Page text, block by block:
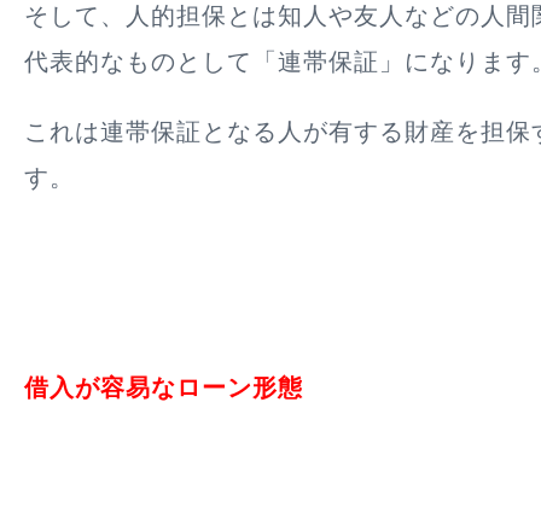
そして、人的担保とは知人や友人などの人間
代表的なものとして「連帯保証」になります
これは連帯保証となる人が有する財産を担
す。
借入が容易なローン形態